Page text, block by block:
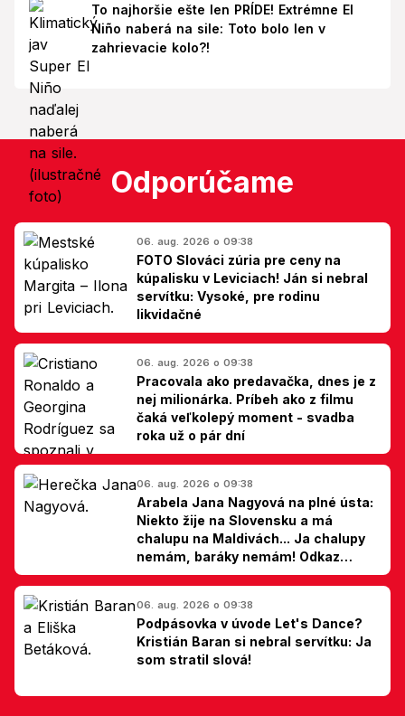
To najhoršie ešte len PRÍDE! Extrémne El
Niño naberá na sile: Toto bolo len v
zahrievacie kolo?!
Odporúčame
06. aug. 2026 o 09:38
FOTO Slováci zúria pre ceny na
kúpalisku v Leviciach! Ján si nebral
servítku: Vysoké, pre rodinu
likvidačné
06. aug. 2026 o 09:38
Pracovala ako predavačka, dnes je z
nej milionárka. Príbeh ako z filmu
čaká veľkolepý moment - svadba
roka už o pár dní
06. aug. 2026 o 09:38
Arabela Jana Nagyová na plné ústa:
Niekto žije na Slovensku a má
chalupu na Maldivách... Ja chalupy
nemám, baráky nemám! Odkaz
Slovákom
06. aug. 2026 o 09:38
Podpásovka v úvode Let's Dance?
Kristián Baran si nebral servítku: Ja
som stratil slová!